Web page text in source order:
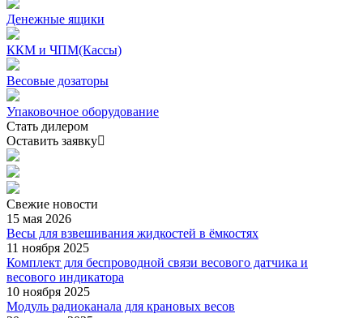
Денежные ящики
ККМ и ЧПМ(Кассы)
Весовые дозаторы
Упаковочное оборудование
Стать дилером
Оставить заявку
Свежие новости
15 мая 2026
Весы для взвешивания жидкостей в ёмкостях
11 ноября 2025
Комплект для беспроводной связи весового датчика и
весового индикатора
10 ноября 2025
Модуль радиоканала для крановых весов